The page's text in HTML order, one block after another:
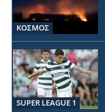
ΚΟΣΜΟΣ
SUPER LEAGUE 1